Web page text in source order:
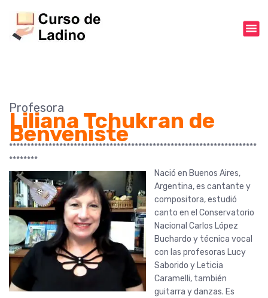
Profesora
Liliana Tchukran de
Benveniste
*********************************************************************
********
Nació en Buenos Aires,
Argentina, es cantante y
compositora, estudió
canto en el Conservatorio
Nacional Carlos López
Buchardo y técnica vocal
con las profesoras Lucy
Saborido y Leticia
Caramelli, también
guitarra y danzas. Es